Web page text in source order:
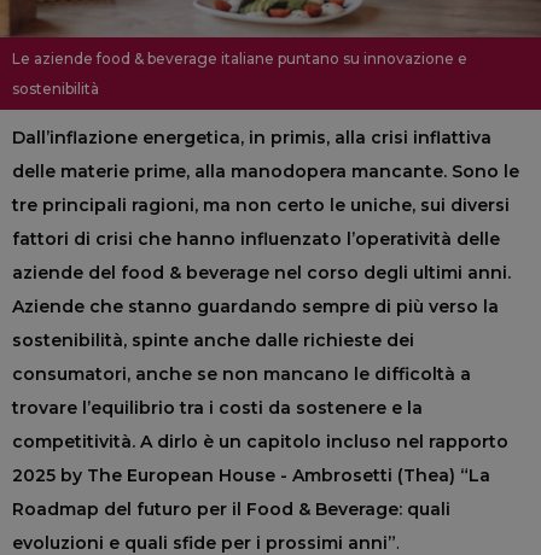
Le aziende food & beverage italiane puntano su innovazione e
sostenibilità
Dall’inflazione energetica, in primis, alla crisi inflattiva
delle materie prime, alla manodopera mancante. Sono le
tre principali ragioni, ma non certo le uniche, sui diversi
fattori di crisi che hanno influenzato l’operatività delle
aziende del food & beverage nel corso degli ultimi anni.
Aziende che stanno guardando sempre di più verso la
sostenibilità, spinte anche dalle richieste dei
consumatori, anche se non mancano le difficoltà a
trovare l’equilibrio tra i costi da sostenere e la
competitività. A dirlo è un capitolo incluso nel rapporto
2025 by The European House - Ambrosetti (Thea) “La
Roadmap del futuro per il Food & Beverage: quali
evoluzioni e quali sfide per i prossimi anni”.